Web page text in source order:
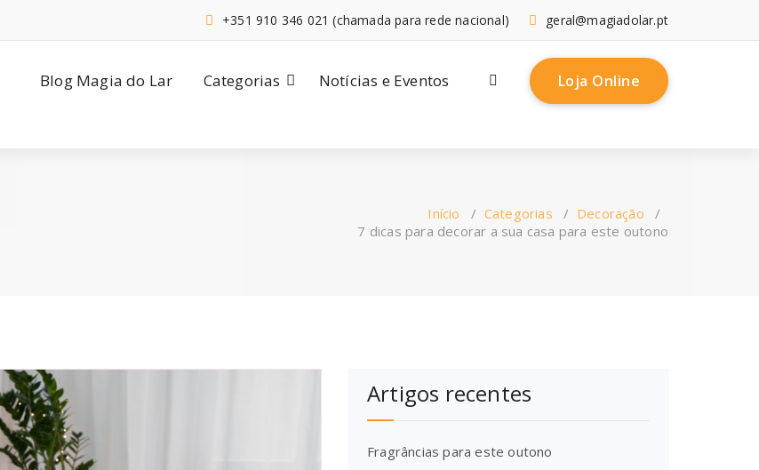
geral@magiadolar.pt
+351 910 346 021 (chamada para rede nacional)
Blog Magia do Lar Categorias Notícias e Eventos Loja Online
Início / Categorias / Decoração /
7 dicas para decorar a sua casa para este outono
Artigos recentes
Fragrâncias para este outono